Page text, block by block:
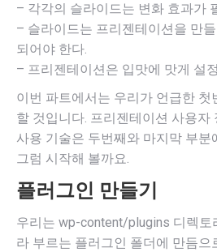
– 각각의 슬라이드는 변화 효과가
– 슬라이드는 프리젠테이션을 만
되어야 한다.
– 프리젠테이션은 입맛에 맛게 설
이번 파트에서는 우리가 언급한 첫
할 것입니다. 프리젠테이션 사용자
사용 기술은 두번째와 마지막 부분
그럼 시작해 볼까요.
플러그인 만들기
우리는 wp-content/plugins 디렉
라 부르는 플러그인 폴더에 만듬으